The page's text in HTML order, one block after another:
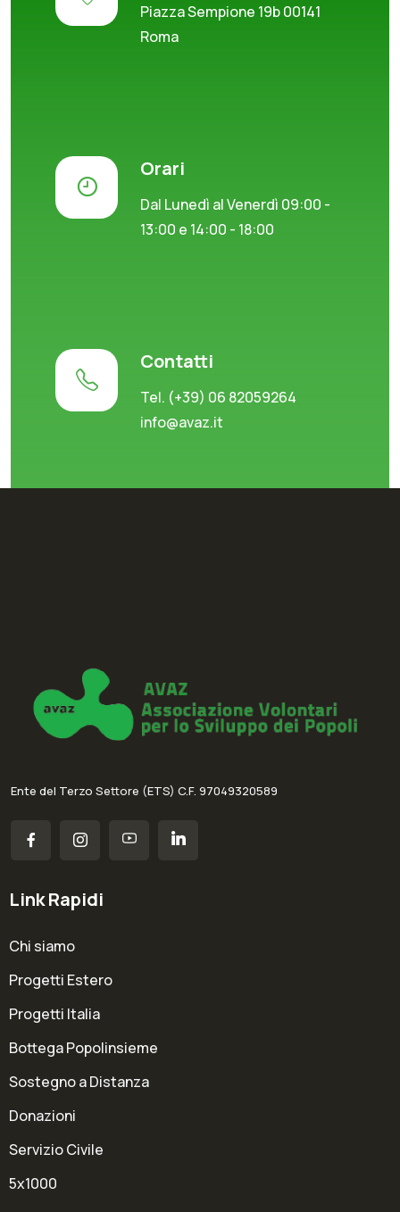
Piazza Sempione 19b 00141
Roma
Orari
Dal Lunedì al Venerdì 09:00 -
13:00 e 14:00 - 18:00
Contatti
Tel. (+39) 06 82059264
info@avaz.it
Ente del Terzo Settore (ETS) C.F. 97049320589
Link Rapidi
Chi siamo
Progetti Estero
Progetti Italia
Bottega Popolinsieme
Sostegno a Distanza
Donazioni
Servizio Civile
5x1000